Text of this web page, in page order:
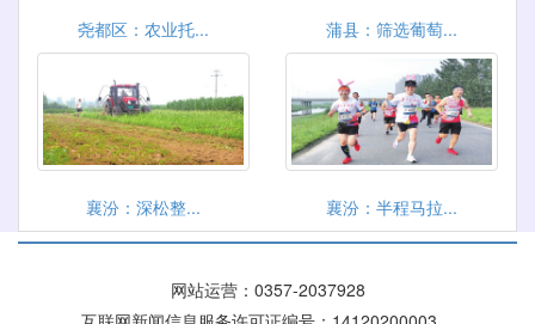
尧都区：农业托... 蒲县：筛选葡萄...
襄汾：深松整... 襄汾：半程马拉...
网站运营： 0357-2037928